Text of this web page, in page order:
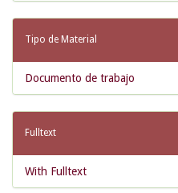
Tipo de Material
Documento de trabajo
Fulltext
With Fulltext